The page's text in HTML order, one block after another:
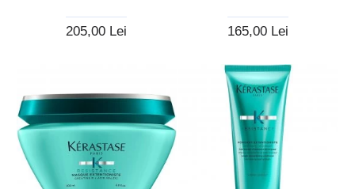
205,00 Lei 165,00 Lei